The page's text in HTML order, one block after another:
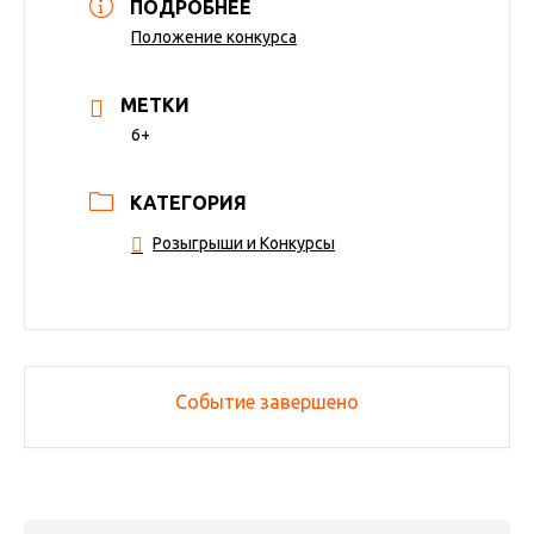
ПОДРОБНЕЕ
Положение конкурса
МЕТКИ
6+
КАТЕГОРИЯ
Розыгрыши и Конкурсы
Событие завершено